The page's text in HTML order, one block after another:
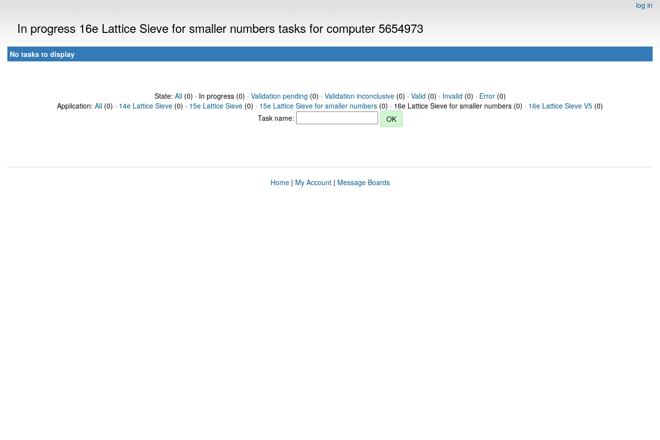
log in
In progress 16e Lattice Sieve for smaller numbers tasks for computer 5654973
No tasks to display
State: All(0) · In progress (0) · Validation pending (0) · Validation inconclusive(0) · Valid (0) · Invalid (0) · Error(0)
Application: All (0) · 14e Lattice Sieve (0) · 15e Lattice Sieve (0) · 15e Lattice Sieve for smaller numbers (0) · 16e Lattice Sieve for smaller numbers (0) · 16e Lattice Sieve V5 (0)
Task name:
Home| My Account| Message Boards